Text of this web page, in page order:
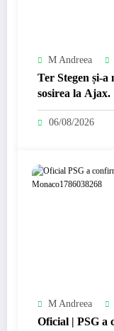
M Andreea
Ter Stegen și-
sosirea la Ajax.
06/08/2026
M Andreea
Oficial | PSG a